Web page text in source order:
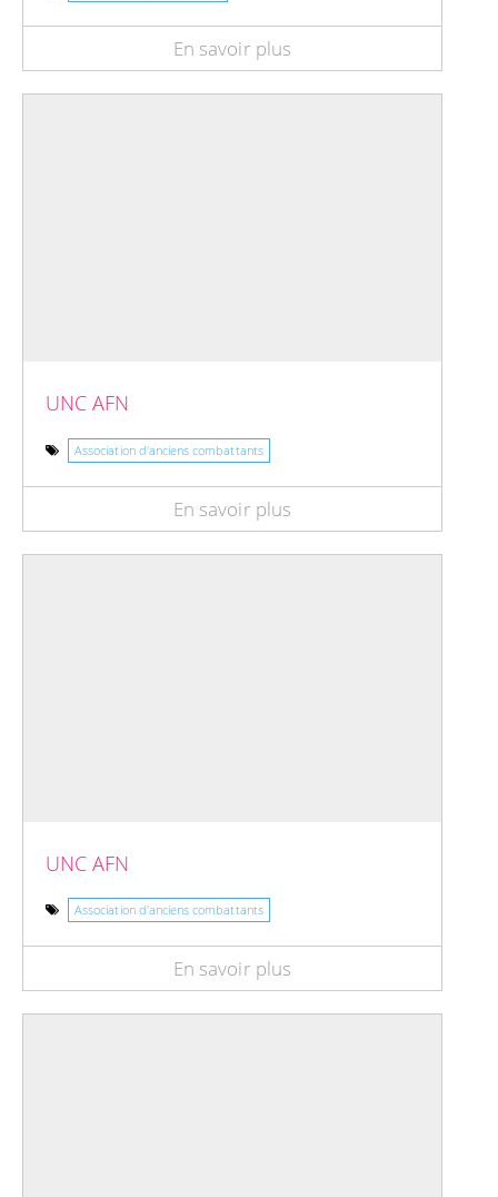
En savoir plus
UNC AFN
Association d'anciens combattants
En savoir plus
UNC AFN
Association d'anciens combattants
En savoir plus